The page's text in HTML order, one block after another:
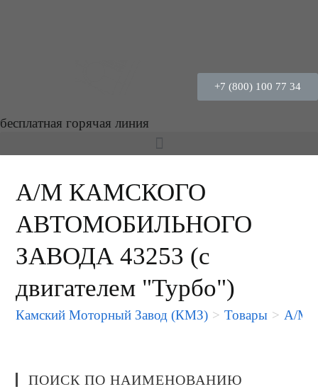
+7 (800) 100 77 34
бесплатная горячая линия
А/М КАМСКОГО
АВТОМОБИЛЬНОГО
ЗАВОДА 43253 (с
двигателем "Турбо")
Камский Моторный Завод (КМЗ) > Товары > А/М
ПОИСК ПО НАИМЕНОВАНИЮ